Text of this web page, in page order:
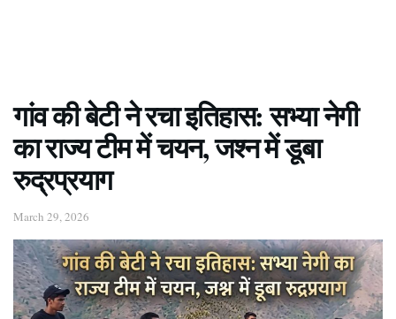
गांव की बेटी ने रचा इतिहास: सभ्या नेगी
का राज्य टीम में चयन, जश्न में डूबा
रुद्रप्रयाग
March 29, 2026